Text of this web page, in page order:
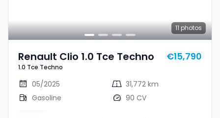
11 photos
Renault Clio 1.0 Tce Techno
1.0 Tce Techno
€15,790
05/2025
31,772 km
Gasoline
90 CV